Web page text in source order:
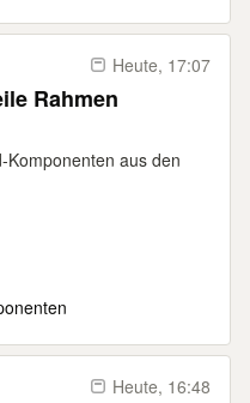
Heute, 17:07
Rahmen
Komponenten aus den
Heute, 16:48